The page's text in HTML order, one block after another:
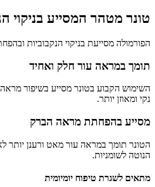
טונר מטהר המסייע בניקוי
הפורמולה מסייעת בניקוי הנקבוביות
תומך במראה עור חלק ואחיד
השימוש הקבוע בטונר מסייע בשיפור
נקי ומאוזן יותר.
מסייע בהפחתת מראה הברק
הטונר תומך במראה עור מאט ורענן יותר
הנוטה לשומניות.
מתאים לשגרת טיפוח יומיומית